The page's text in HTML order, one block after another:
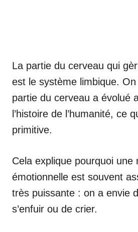
La partie du cerveau qui
est le système limbique.
partie du cerveau a évolué
l’histoire de l’humanité, ce
primitive.
Cela explique pourquoi une
émotionnelle est souvent
très puissante : on a envie
s’enfuir ou de crier.